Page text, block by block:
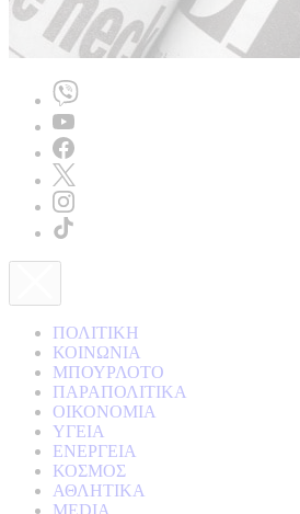
ΠΟΛΙΤΙΚΗ
ΚΟΙΝΩΝΙΑ
ΜΠΟΥΡΛΟΤΟ
ΠΑΡΑΠΟΛΙΤΙΚΑ
ΟΙΚΟΝΟΜΙΑ
ΥΓΕΙΑ
ΕΝΕΡΓΕΙΑ
ΚΟΣΜΟΣ
ΑΘΛΗΤΙΚΑ
MEDIA